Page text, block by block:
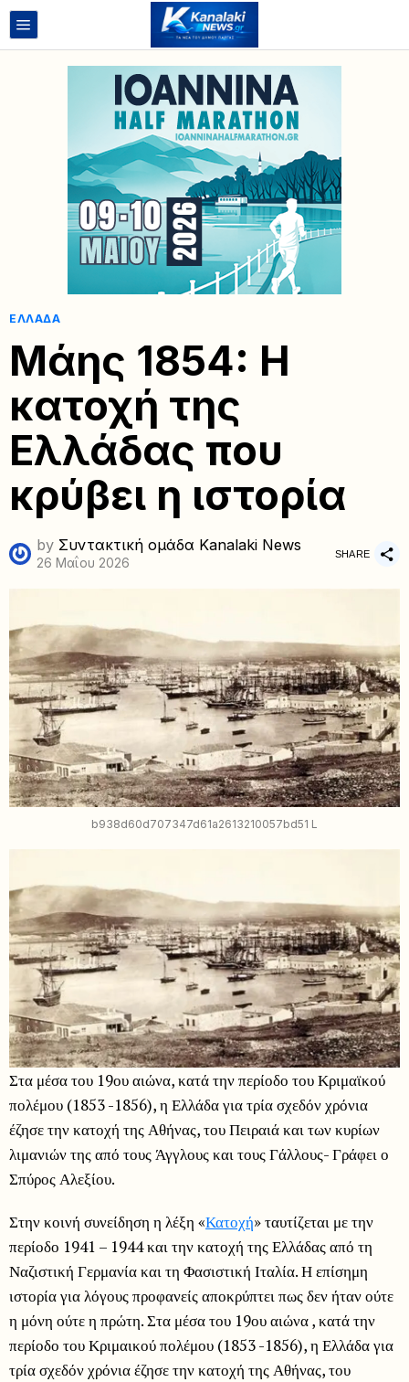
ΕΛΛΆΔΑ
Μάης 1854: Η
κατοχή της
Ελλάδας που
κρύβει η ιστορία
by Συντακτική ομάδα Kanalaki News
26 Μαΐου 2026
SHARE
b938d60d707347d61a2613210057bd51 L
Στα μέσα του 19ου αιώνα, κατά την περίοδο του Κριμαϊκού
πολέμου (1853 -1856), η Ελλάδα για τρία σχεδόν χρόνια
έζησε την κατοχή της Αθήνας, του Πειραιά και των κυρίων
λιμανιών της από τους Άγγλους και τους Γάλλους- Γράφει ο
Σπύρος Αλεξίου.
Στην κοινή συνείδηση η λέξη «Κατοχή» ταυτίζεται με την
περίοδο 1941 – 1944 και την κατοχή της Ελλάδας από τη
Ναζιστική Γερμανία και τη Φασιστική Ιταλία. Η επίσημη
ιστορία για λόγους προφανείς αποκρύπτει πως δεν ήταν ούτε
η μόνη ούτε η πρώτη. Στα μέσα του 19ου αιώνα , κατά την
περίοδο του Κριμαικού πολέμου (1853 -1856), η Ελλάδα για
τρία σχεδόν χρόνια έζησε την κατοχή της Αθήνας, του